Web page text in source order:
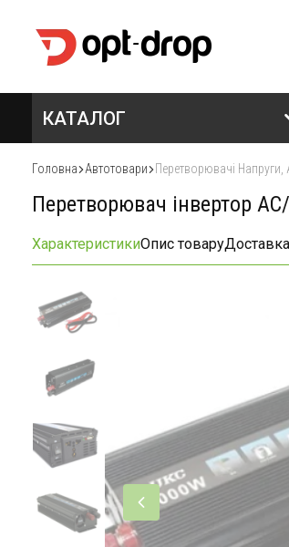
КАТАЛОГ
Головна Автотовари Перетворювачі Напруги,
Перетворювач інвертор
ХарактеристикиОпис товаруДоставка